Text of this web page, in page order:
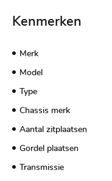
Kenmerken
Merk
Model
Type
Chassis merk
Aantal zitplaatsen
Gordel plaatsen
Transmissie